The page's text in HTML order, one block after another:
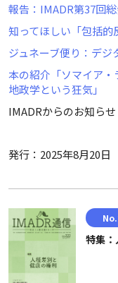
報告：IMADR第37回
知ってほしい「包括的
ジュネーブ便り：デ
本の紹介「ソマイア
地政学という狂気」
IMADRからのお知らせ
発行：2025年8月20日
特集：